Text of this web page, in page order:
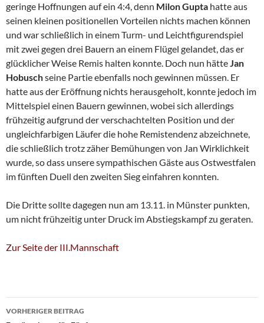
geringe Hoffnungen auf ein 4:4, denn Milon Gupta hatte aus
seinen kleinen positionellen Vorteilen nichts machen können
und war schließlich in einem Turm- und Leichtfigurendspiel
mit zwei gegen drei Bauern an einem Flügel gelandet, das er
glücklicher Weise Remis halten konnte. Doch nun hätteJan
Hobuschseine Partie ebenfalls noch gewinnen müssen. Er
hatte aus der Eröffnung nichts herausgeholt, konnte jedoch im
Mittelspiel einen Bauern gewinnen, wobei sich allerdings
frühzeitig aufgrund der verschachtelten Position und der
ungleichfarbigen Läufer die hohe Remistendenz abzeichnete,
die schließlich trotz zäher Bemühungen von Jan Wirklichkeit
wurde, so dass unsere sympathischen Gäste aus Ostwestfalen
im fünften Duell den zweiten Sieg einfahren konnten.
Die Dritte sollte dagegen nun am 13.11. in Münster punkten,
um nicht frühzeitig unter Druck im Abstiegskampf zu geraten.
Zur Seite der III.Mannschaft
Beitragsnavigation
VORHERIGER BEITRAG